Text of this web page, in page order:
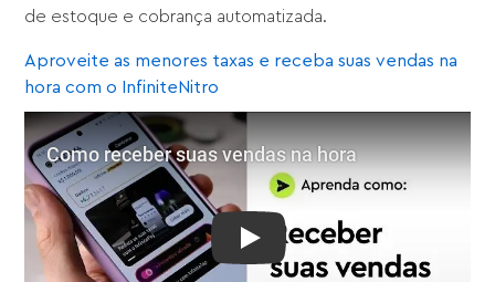
de estoque e cobrança automatizada.
Aproveite as menores taxas e receba suas vendas na
hora com o InfiniteNitro
Play: Como receber suas